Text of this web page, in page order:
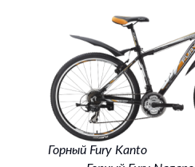
Горный Fury Kanto